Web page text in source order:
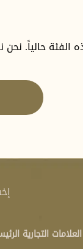
الفئة حالياً.
العلامات التجارية